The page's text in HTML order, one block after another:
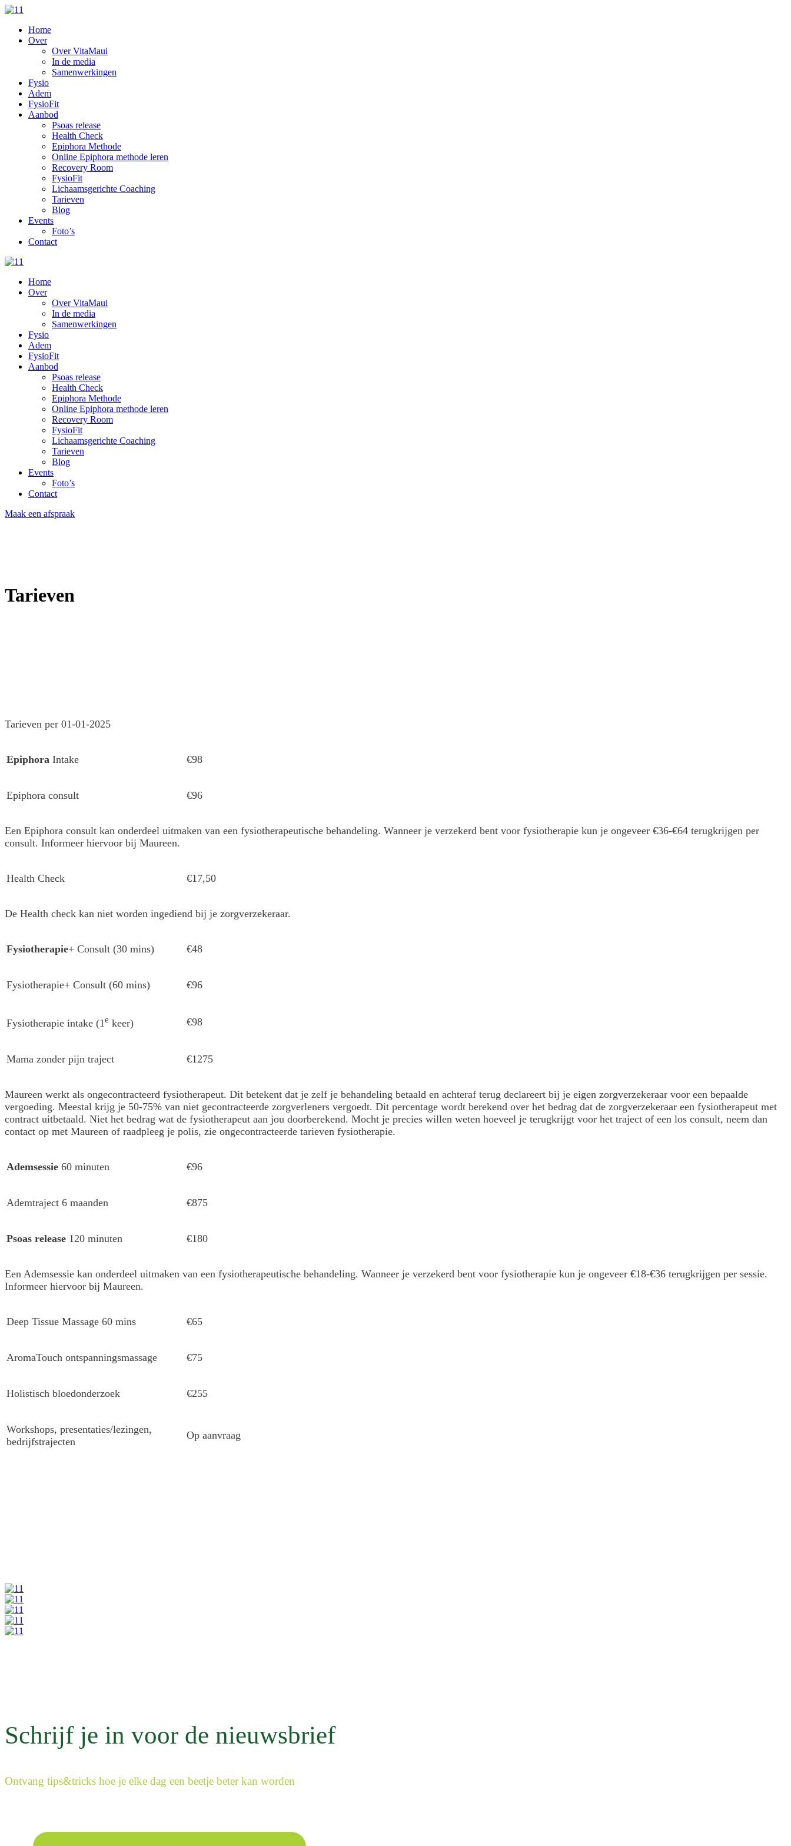
Home
Over
Over VitaMaui
In de media
Samenwerkingen
Fysio
Adem
FysioFit
Aanbod
Psoas release
Health Check
Epiphora Methode
Online Epiphora methode leren
Recovery Room
FysioFit
Lichaamsgerichte Coaching
Tarieven
Blog
Events
Foto’s
Contact
Home
Over
Over VitaMaui
In de media
Samenwerkingen
Fysio
Adem
FysioFit
Aanbod
Psoas release
Health Check
Epiphora Methode
Online Epiphora methode leren
Recovery Room
FysioFit
Lichaamsgerichte Coaching
Tarieven
Blog
Events
Foto’s
Contact
Maak een afspraak
Tarieven
Tarieven per 01-01-2025
Epiphora Intake €98
Epiphora consult €96
Een Epiphora consult kan onderdeel uitmaken van een fysiotherapeutische behandeling. Wanneer je verzekerd bent voor fysiotherapie kun je ongeveer €36-€64 terugkrijgen per
consult. Informeer hiervoor bij Maureen.
Health Check €17,50
De Health check kan niet worden ingediend bij je zorgverzekeraar.
Fysiotherapie+ Consult (30 mins) €48
Fysiotherapie+ Consult (60 mins) €96
Fysiotherapie intake (1e keer) €98
Mama zonder pijn traject €1275
Maureen werkt als ongecontracteerd fysiotherapeut. Dit betekent dat je zelf je behandeling betaald en achteraf terug declareert bij je eigen zorgverzekeraar voor een bepaalde
vergoeding. Meestal krijg je 50-75% van niet gecontracteerde zorgverleners vergoedt. Dit percentage wordt berekend over het bedrag dat de zorgverzekeraar een fysiotherapeut met
contract uitbetaald. Niet het bedrag wat de fysiotherapeut aan jou doorberekend. Mocht je precies willen weten hoeveel je terugkrijgt voor het traject of een los consult, neem dan
contact op met Maureen of raadpleeg je polis, zie ongecontracteerde tarieven fysiotherapie.
Ademsessie 60 minuten €96
Ademtraject 6 maanden €875
Psoas release 120 minuten €180
Een Ademsessie kan onderdeel uitmaken van een fysiotherapeutische behandeling. Wanneer je verzekerd bent voor fysiotherapie kun je ongeveer €18-€36 terugkrijgen per sessie.
Informeer hiervoor bij Maureen.
Deep Tissue Massage 60 mins €65
AromaTouch ontspanningsmassage €75
Holistisch bloedonderzoek €255
Workshops, presentaties/lezingen,
bedrijfstrajecten
Op aanvraag
Schrijf je in voor de nieuwsbrief
Ontvang tips&tricks hoe je elke dag een beetje beter kan worden